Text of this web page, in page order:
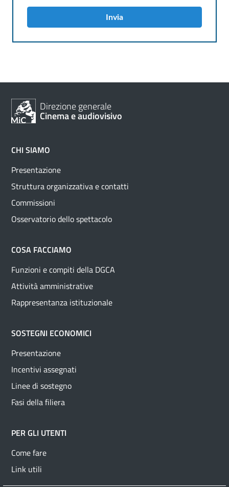
Invia
Direzione generale
Cinema e audiovisivo
CHI SIAMO
Presentazione
Struttura organizzativa e contatti
Commissioni
Osservatorio dello spettacolo
COSA FACCIAMO
Funzioni e compiti della DGCA
Attività amministrative
Rappresentanza istituzionale
SOSTEGNI ECONOMICI
Presentazione
Incentivi assegnati
Linee di sostegno
Fasi della filiera
PER GLI UTENTI
Come fare
Link utili